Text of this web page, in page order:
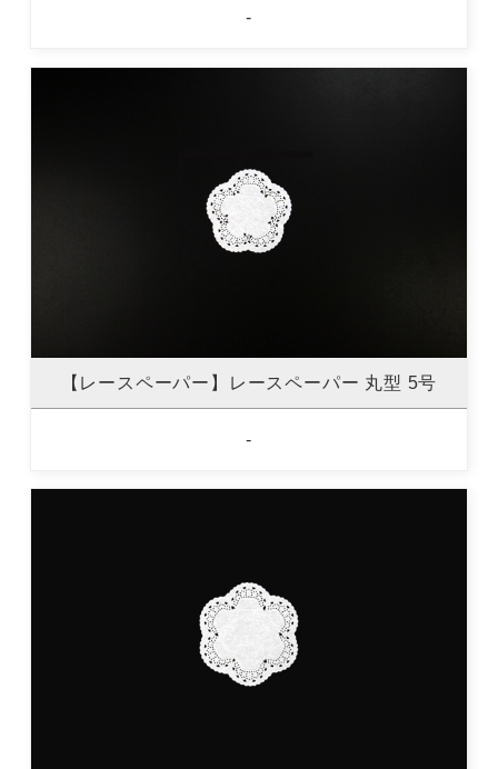
-
【レースペーパー】レースペーパー 丸型 5号
-